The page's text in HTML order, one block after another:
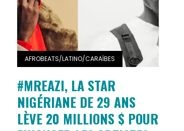
AFROBEATS/LATINO/CARAÏBES
#MREAZI, LA STAR
NIGÉRIANE DE 29 ANS
LÈVE 20 MILLIONS $ POUR